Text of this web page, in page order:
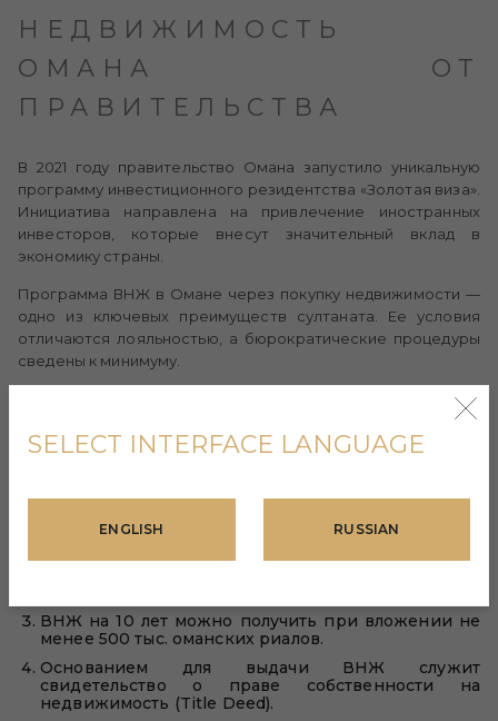
НЕДВИЖИМОСТЬ
ОМАНА ОТ
ПРАВИТЕЛЬСТВА
В 2021 году правительство Омана запустило уникальную
программу инвестиционного резидентства «Золотая виза».
Инициатива направлена на привлечение иностранных
инвесторов, которые внесут значительный вклад в
экономику страны.
Программа ВНЖ в Омане через покупку недвижимости —
одно из ключевых преимуществ султаната. Ее условия
отличаются лояльностью, а бюрократические процедуры
сведены к минимуму.
Основные требования и условия получения ВНЖ Омана
Для оформления вида на жительство подходят
находящиеся на этапе строительства.
ВНЖ на 5 лет доступен при инвестициях от 250
ВНЖ на 10 лет можно получить при вложении не
менее 500 тыс. оманских риалов.
Основанием для выдачи ВНЖ служит
свидетельство о праве собственности на
недвижимость (Title Deed).
SELECT INTERFACE LANGUAGE
ENGLISH RUSSIAN